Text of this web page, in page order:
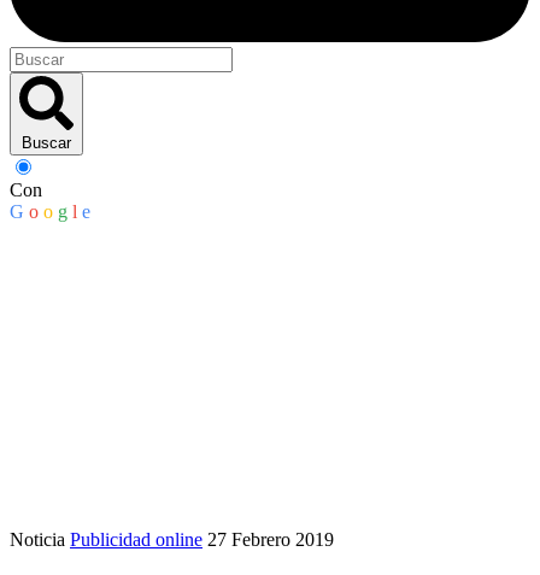
Buscar
Con
G o o g l e
Noticia Publicidad online 27 Febrero 2019